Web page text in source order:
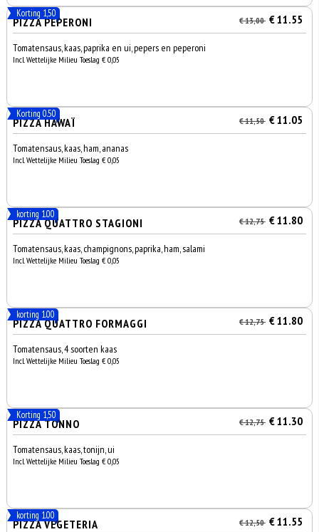
Korting 1,50
PIZZA PEPERONI € 13,00 € 11.55
Tomatensaus, kaas, paprika en ui, pepers en peperoni
Incl. Wettelijke Milieu Toeslag € 0,05
Korting 0.50
PIZZA HAWAÏ € 11,50 € 11.05
Tomatensaus, kaas, ham, ananas
Incl. Wettelijke Milieu Toeslag € 0,05
korting 1.00
PIZZA QUATTRO STAGIONI € 12,75 € 11.80
Tomatensaus, kaas, champignons, paprika, ham, salami
Incl. Wettelijke Milieu Toeslag € 0,05
korting 1.00
PIZZA QUATTRO FORMAGGI € 12,75 € 11.80
Tomatensaus, 4 soorten kaas
Incl. Wettelijke Milieu Toeslag € 0,05
Korting 1,50
PIZZA TONNO € 12,75 € 11.30
Tomatensaus, kaas, tonijn, ui
Incl. Wettelijke Milieu Toeslag € 0,05
korting 1.00
PIZZA VEGETERIA € 12,50 € 11.55